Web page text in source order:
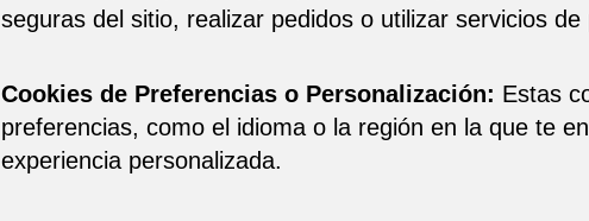
seguras del sitio, realizar pedidos o utilizar servicios de
Cookies de Preferencias o Personalización: Estas
preferencias, como el idioma o la región en la que te
experiencia personalizada.